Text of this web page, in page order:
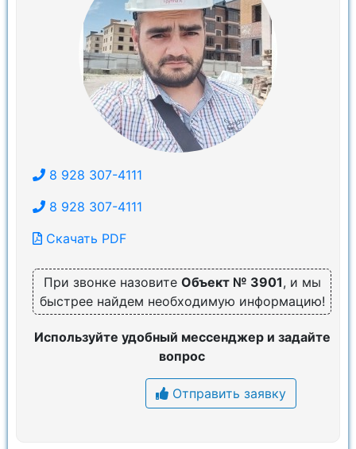
8 928 307-4111
8 928 307-4111
Скачать PDF
При звонке назовите Объект № 3901, и мы
быстрее найдем необходимую информацию!
Используйте удобный мессенджер и задайте
вопрос
Отправить заявку